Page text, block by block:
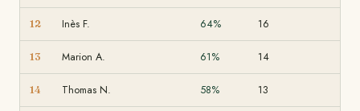
12 Inès F. 64% 16
13 Marion A. 61% 14
14 Thomas N. 58% 13